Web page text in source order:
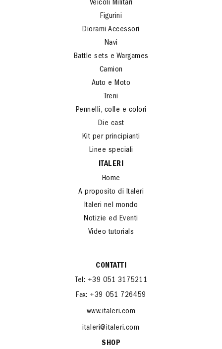
Veicoli Militari
Figurini
Diorami Accessori
Navi
Battle sets e Wargames
Camion
Auto e Moto
Treni
Pennelli, colle e colori
Die cast
Kit per principianti
Linee speciali
ITALERI
Home
A proposito di Italeri
Italeri nel mondo
Notizie ed Eventi
Video tutorials
CONTATTI
Tel: +39 051 3175211
Fax: +39 051 726459
www.italeri.com
italeri@italeri.com
SHOP